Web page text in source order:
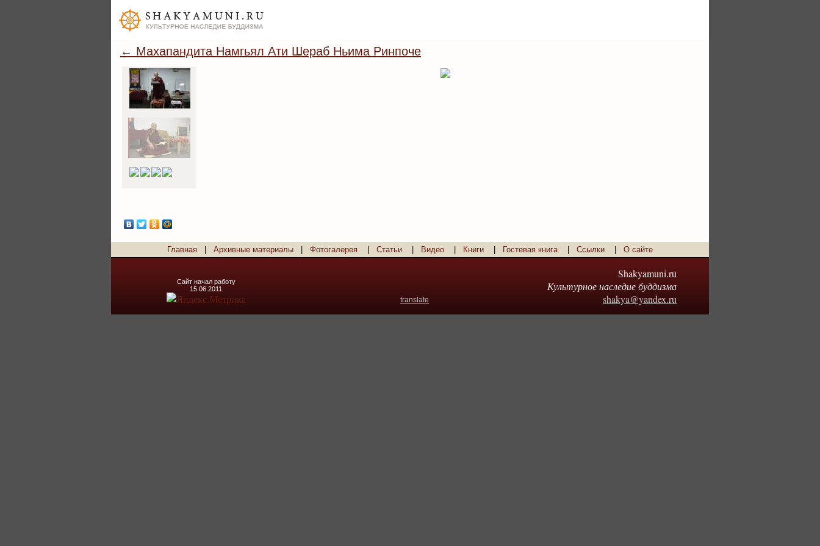
← Махапандита Намгьял Ати Шераб Ньима Ринпоче
Главная Архивные материалы Фотогалерея Статьи Видео Книги Гостевая книга| Ссылки О сайте
Сайт начал работу
15.06.2011
translate
Shakyamuni.ru
Культурное наследие буддизма
shakya@yandex.ru